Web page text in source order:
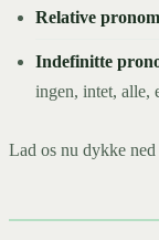
Relative
Indefinitte
ingen, intet, alle,
Lad os nu dykke